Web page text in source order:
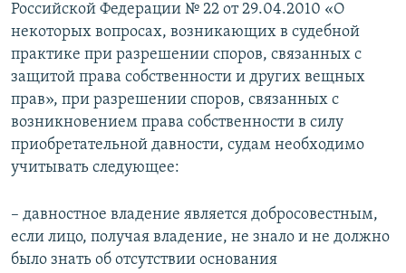
Российской Федерации № 22 от 29.04.2010 «О
некоторых вопросах, возникающих в судебной
практике при разрешении споров, связанных с
защитой права собственности и других вещных
прав», при разрешении споров, связанных с
возникновением права собственности в силу
приобретательной давности, судам необходимо
учитывать следующее:
– давностное владение является добросовестным,
если лицо, получая владение, не знало и не должно
было знать об отсутствии основания